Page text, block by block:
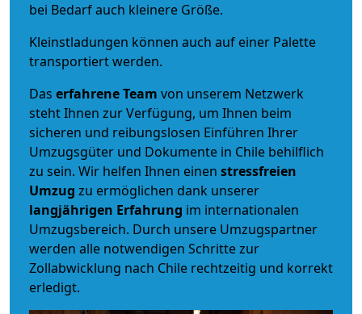
bei Bedarf auch kleinere Größe.
Kleinstladungen können auch auf einer Palette
transportiert werden.
Das erfahrene Team von unserem Netzwerk
steht Ihnen zur Verfügung, um Ihnen beim
sicheren und reibungslosen Einführen Ihrer
Umzugsgüter und Dokumente in Chile behilflich
zu sein. Wir helfen Ihnen einen stressfreien
Umzug zu ermöglichen dank unserer
langjährigen Erfahrung im internationalen
Umzugsbereich. Durch unsere Umzugspartner
werden alle notwendigen Schritte zur
Zollabwicklung nach Chile rechtzeitig und korrekt
erledigt.